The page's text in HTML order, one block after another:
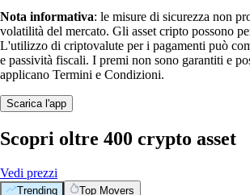
Nota informativa: le misure di sicurezza non
volatilità del mercato. Gli asset cripto possono
L'utilizzo di criptovalute per i pagamenti può
e passività fiscali. I premi non sono garantiti e
applicano Termini e Condizioni.
Scarica l'app
Scopri oltre 400 crypto asset
Vedi prezzi
Trending Top Movers